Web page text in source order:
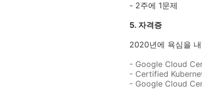
- 2주에 1문제
5. 자격증
2020년에 욕심을
- Google Cloud
- Certified
- Google Cloud